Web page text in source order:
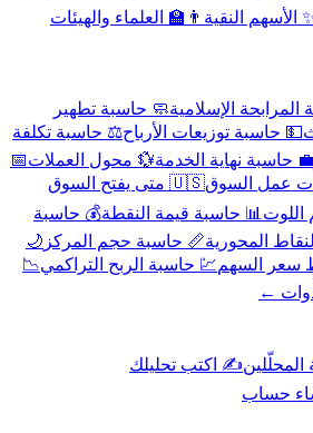
الأسهم النقية 👨‍🏫 العلماء والهيئات
الإسلامية🧼 حاسبة تطهير
💵 حاسبة توزيعات الأرباح⚖️ حاسبة تكلفة
💼 حاسبة نهاية الخدمة💱 محول العملات📅
عمل السوق
🇺🇸 متى يفتح السوق
📊 حاسبة قيمة النقطة💰 حاسبة
المحورية📏 حاسبة حجم المركز 🌙
سعر السهم💹 حاسبة الربح التراكمي📉
←
✍️ اكتب تحليلك
حساب